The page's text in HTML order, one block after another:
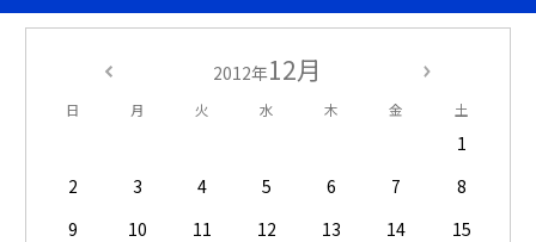
2012年12月
日 月 火 水 木 金 土
1
2
3 4 5 6 7
8
9
10 11 12 13 14
15